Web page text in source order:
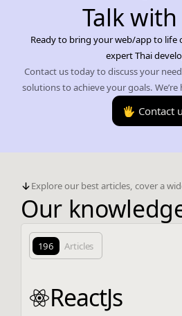
Talk with
Ready to bring your web/app to
expert Thai
Contact us today to discuss your
solutions to achieve your goals.
🖐️ Contact
Explore our best articles, cover a
Our
196 Articles
ReactJs